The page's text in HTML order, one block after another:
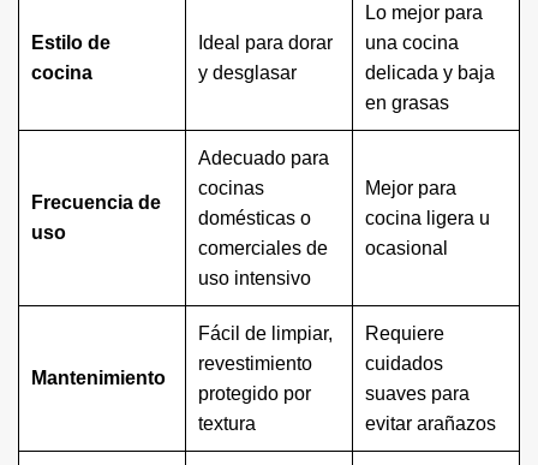
Estilo de
cocina
Ideal para dorar
y desglasar
Lo mejor para
una cocina
delicada y baja
en grasas
Frecuencia de
uso
Adecuado para
cocinas
domésticas o
comerciales de
uso intensivo
Mejor para
cocina ligera u
ocasional
Mantenimiento
Fácil de limpiar,
revestimiento
protegido por
textura
Requiere
cuidados
suaves para
evitar arañazos